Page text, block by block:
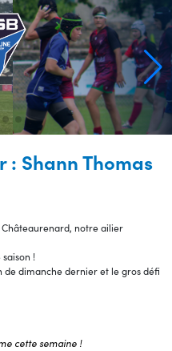
Shann Thomas
notre ailier
!
de dimanche dernier et le gros défi
cette semaine !